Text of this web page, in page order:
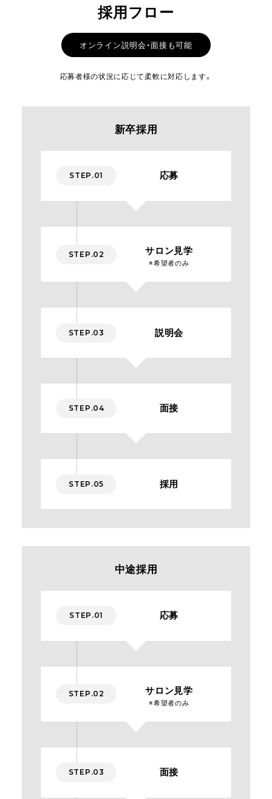
採用フロー
オンライン説明会・面接も可能
応募者様の状況に応じて柔軟に対応します。
新卒採用
STEP.01 応募
STEP.02 サロン見学
※希望者のみ
STEP.03 説明会
STEP.04 面接
STEP.05 採用
中途採用
STEP.01 応募
STEP.02 サロン見学
※希望者のみ
STEP.03 面接